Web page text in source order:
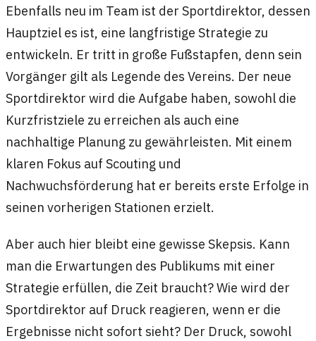
Ebenfalls neu im Team ist der Sportdirektor, dessen
Hauptziel es ist, eine langfristige Strategie zu
entwickeln. Er tritt in große Fußstapfen, denn sein
Vorgänger gilt als Legende des Vereins. Der neue
Sportdirektor wird die Aufgabe haben, sowohl die
Kurzfristziele zu erreichen als auch eine
nachhaltige Planung zu gewährleisten. Mit einem
klaren Fokus auf Scouting und
Nachwuchsförderung hat er bereits erste Erfolge in
seinen vorherigen Stationen erzielt.
Aber auch hier bleibt eine gewisse Skepsis. Kann
man die Erwartungen des Publikums mit einer
Strategie erfüllen, die Zeit braucht? Wie wird der
Sportdirektor auf Druck reagieren, wenn er die
Ergebnisse nicht sofort sieht? Der Druck, sowohl